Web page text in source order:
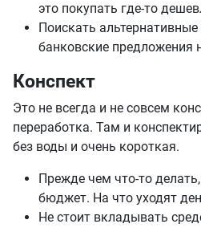
это покупать где-то
Поискать
банковские предложения
Конспект
Это не всегда и не совсем
переработка. Там и
без воды и очень короткая.
Прежде чем что-то
бюджет. На что уходят
Не стоит вкладывать